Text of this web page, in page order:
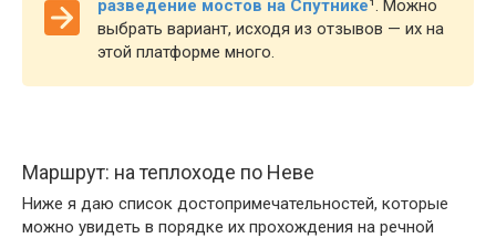
разведение мостов на Спутнике¹. Можно
выбрать вариант, исходя из отзывов — их на
этой платформе много.
Маршрут: на теплоходе по Неве
Ниже я даю список достопримечательностей, которые
можно увидеть в порядке их прохождения на речной